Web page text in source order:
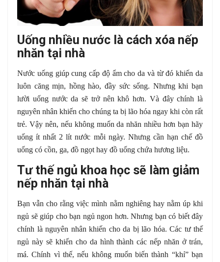
Uống nhiều nước là cách xóa nếp
nhăn tại nhà
Nước uống giúp cung cấp độ ẩm cho da và từ đó khiến da
luôn căng mịn, hồng hào, đầy sức sống. Nhưng khi bạn
lười uống nước da sẽ trở nên khô hơn. Và đây chính là
nguyên nhân khiến cho chúng ta bị lão hóa ngay khi còn rất
trẻ. Vậy nên, nếu không muốn da nhăn nhiều hơn bạn hãy
uống ít nhất 2 lít nước mỗi ngày. Nhưng cần hạn chế đồ
uống có cồn, ga, đồ ngọt hay đồ uống chứa hương liệu.
Tư thế ngủ khoa học sẽ làm giảm
nếp nhăn tại nhà
Bạn vẫn cho rằng việc mình nằm nghiêng hay nằm úp khi
ngủ sẽ giúp cho bạn ngủ ngon hơn. Nhưng bạn có biết đây
chính là nguyên nhân khiến cho da bị lão hóa. Các tư thế
ngủ này sẽ khiến cho da hình thành các nếp nhăn ở trán,
má. Chính vì thế, nếu không muốn biến thành “khỉ” bạn